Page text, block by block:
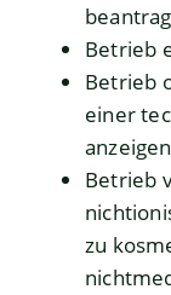
Betrieb
Betrieb
einer
anzeigen
Betrieb
zu